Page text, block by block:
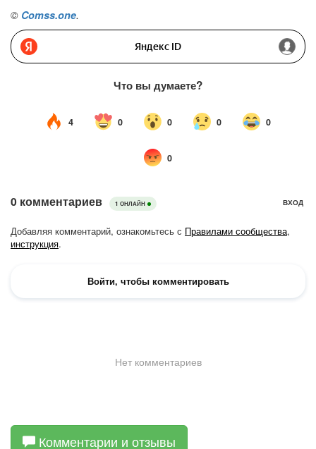
© Comss.one.
Комментарии и отзывы